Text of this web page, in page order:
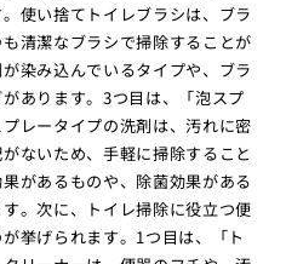
使い捨てトイレブラシは、ブラ
清潔なブラシで掃除することが
染み込んでいるタイプや、ブラ
あります。3つ目は、「泡スプ
レータイプの洗剤は、汚れに密
ないため、手軽に掃除すること
があるものや、除菌効果がある
。次に、トイレ掃除に役立つ便
挙げられます。1つ目は、「ト